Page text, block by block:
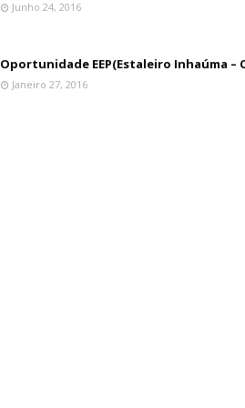
Junho 24, 2016
Oportunidade EEP(Estaleiro Inhaúma –
Janeiro 27, 2016